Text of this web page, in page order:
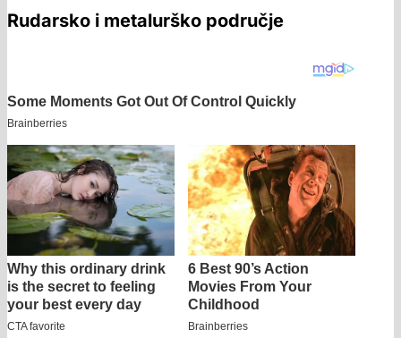
Rudarsko i metalurško područje